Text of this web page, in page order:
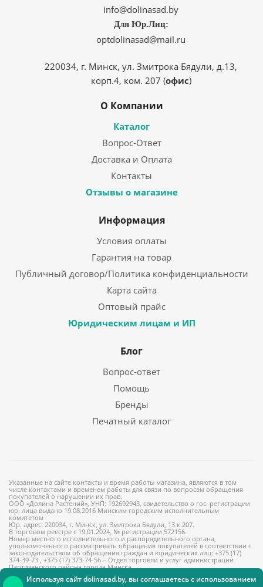
Используя сайт dolinasad.by, вы соглашаетесь с использованием
info@dolinasad.by
Для Юр.Лиц:
optdolinasad@mail.ru
220034, г. Минск, ул. Змитрока Бядули, д.13,
корп.4, ком. 207 (офис)
О Компании
Каталог
Вопрос-Ответ
Доставка и Оплата
Контакты
Отзывы о магазине
Информация
Условия оплаты
Гарантия на товар
Публичный договор/Политика конфиденциальности
Карта сайта
Оптовый прайс
Юридическим лицам и ИП
Блог
Вопрос-ответ
Помощь
Бренды
Печатный каталог
Указанные на сайте контакты и время работы магазина, являются в том
числе контактами и временем работы для связи по вопросам обращения
покупателей о нарушении их прав.
ООО «Долина Растений», УНП: 192692943, свидетельство о гос. регистрации
юр. лица выдано 19.08.2016 Минским городским исполнительным
комитетом
Юр. адрес: 220034, г. Минск, ул. Змитрока Бядули, 13 к.207.
В торговом реестре с 19.01.2024, № регистрации 572156.
Номер местного исполнительного и распорядительного органа,
уполномоченного рассматривать обращения покупателей в соответствии с
законодательством об обращения граждан и юридических лиц: +375 (17)
374-39-73 , +375 (17) 373-74-56 – Отдел торговли и услуг администрации
Партизанского района города Минска